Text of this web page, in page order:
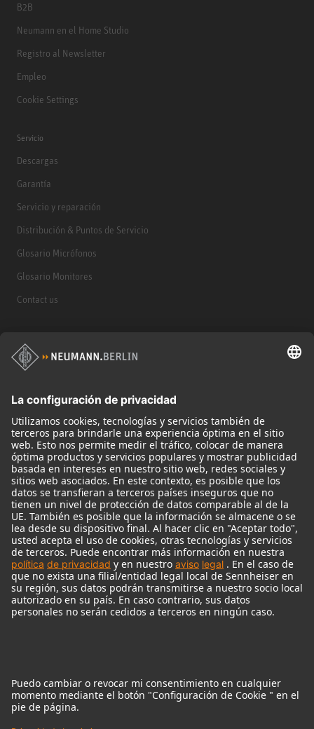
B2B
Neumann en el Home Studio
Registro al Newsletter
Empleo
Cookie Settings
Servicio
Descargas
Garantía
Servicio y reparación
Distribución & Puntos de Servicio
Glosario Micrófonos
Glosario Monitores
Contact us
Micrófonos
Monitores
Monitor Accessories
Auriculares
Micrófonos Legendarios
Audio Interface
Pie de imprenta